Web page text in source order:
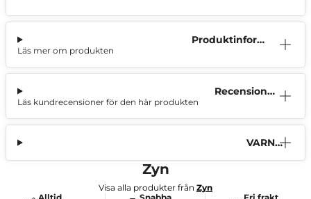
Produktinform
Läs mer om produkten
Recensioner
Läs kundrecensioner för den här produkten
VARNI
Zyn
Visa alla produkter från Zyn